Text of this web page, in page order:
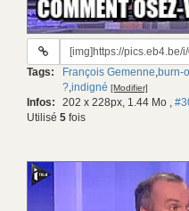
URL
gif:
Tags: François Gemenne,burn-
?,indigné [Modifier]
Infos: 202 x 228px, 1.44 Mo ,
Utilisé 5 fois